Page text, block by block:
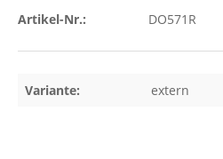
Artikel-Nr.: DO571R
Variante: extern